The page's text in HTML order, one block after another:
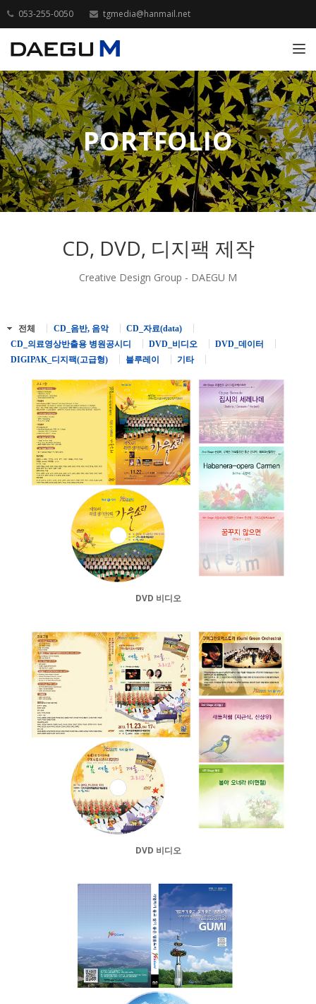
053-255-0050 tgmedia@hanmail.net
PORTFOLIO
CD, DVD, 디지팩 제작
Creative Design Group - DAEGU M
전체 CD_음반, 음악
CD_자료(data)
CD_의료영상반출용 병원공시디
DVD_비디오
DVD_데이터
DIGIPAK_디지팩(고급형)
블루레이 기타
DVD 비디오
DVD 비디오